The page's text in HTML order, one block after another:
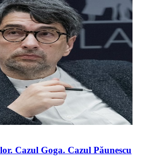
Cazul Goga. Cazul Păunescu